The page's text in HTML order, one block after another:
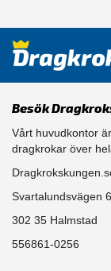
Besök
Vårt huvudkontor
dragkrokar över
Svartalundsvägen 6
302 35 Halmstad
556861-0256